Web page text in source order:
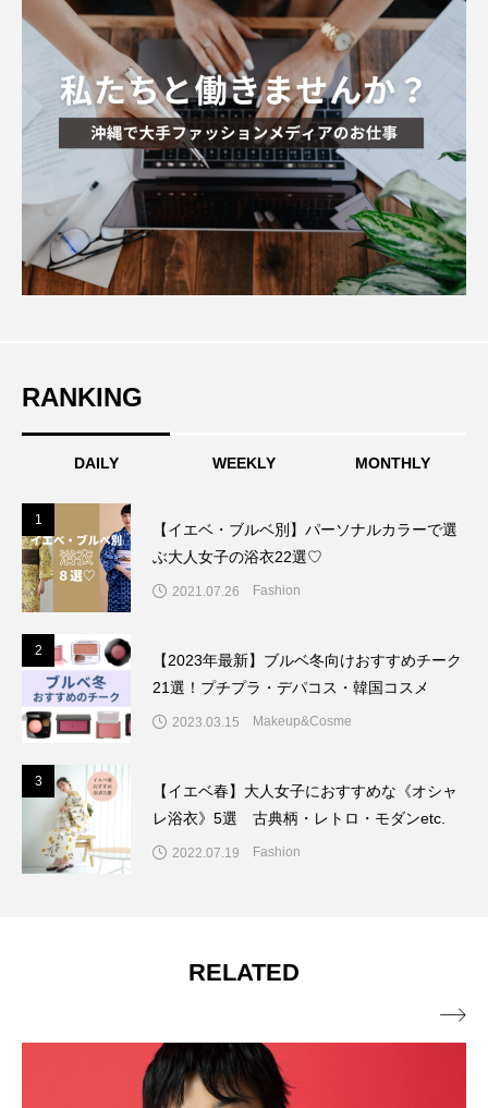
RANKING
DAILY WEEKLY MONTHLY
1
【イエベ・ブルベ別】パーソナルカラーで選
ぶ大人女子の浴衣22選♡
2021.07.26 Fashion
2
【2023年最新】ブルベ冬向けおすすめチーク
21選！プチプラ・デパコス・韓国コスメ
2023.03.15 Makeup&Cosme
3
【イエベ春】大人女子におすすめな《オシャ
レ浴衣》5選 古典柄・レトロ・モダンetc.
2022.07.19 Fashion
RELATED
